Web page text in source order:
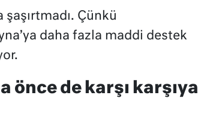
şaşırtmadı. Çünkü
daha fazla maddi destek
önce de karşı karşıya